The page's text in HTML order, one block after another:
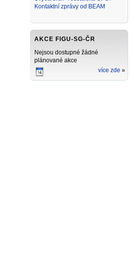
Kontaktní zprávy od BEAM
AKCE FIGU-SG-ČR
Nejsou dostupné žádné
plánované akce
více zde